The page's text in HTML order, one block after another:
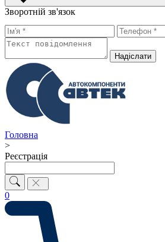
Зворотній зв'язок
Надiслати
Головна
>
Реєстрація
0